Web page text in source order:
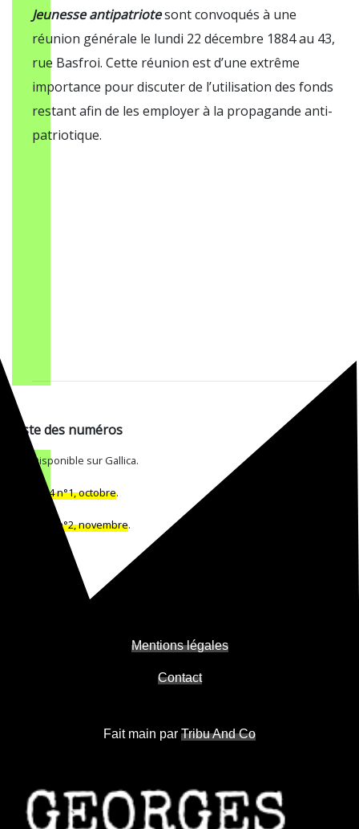
Jeunesse antipatriotesont convoqués à une
réunion générale le lundi 22 décembre 1884 au 43,
rue Basfroi. Cette réunion est d’une extrême
importance pour discuter de l’utilisation des fonds
restant afin de les employer à la propagande anti-
patriotique.
Liste des numéros
Disponible sur Gallica.
1884 n°1, octobre.
1884 n°2, novembre.
Mentions légales
Contact
Fait main par Tribu And Co